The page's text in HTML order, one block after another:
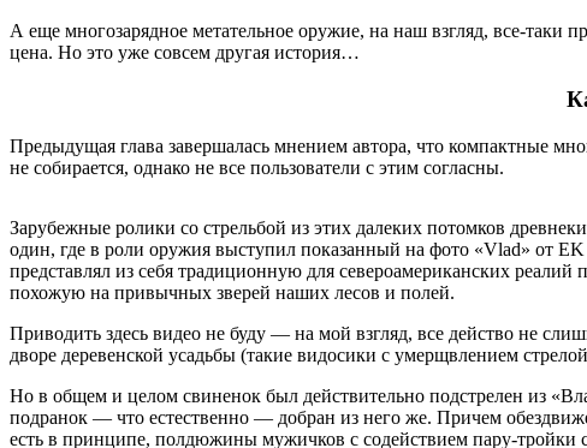
А еще многозарядное метательное оружие, на наш взгляд, все-таки
цена. Но это уже совсем другая история…
Предыдущая глава завершалась мнением автора, что компактные
не собирается, однако не все пользователи с этим согласны.
Зарубежные ролики со стрельбой из этих далеких потомков
один, где в роли оружия выступил показанный на фото «Vlad» от
представлял из себя традиционную для североамериканских
похожую на привычных зверей наших лесов и полей.
Приводить здесь видео не буду — на мой взгляд, все действо не
дворе деревенской усадьбы (такие видосики с умерщвлением
Но в общем и целом свиненок был действительно подстрелен из
подранок — что естественно — добран из него же. Причем
есть в принципе, полдюжины мужичков с содействием пару-тройки